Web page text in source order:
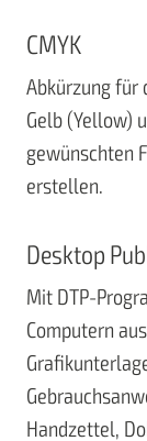
CMYK
Abkürzung für
Gelb (Yellow)
gewünschten
erstellen.
Desktop
Mit DTP-
Computern
Handzettel,